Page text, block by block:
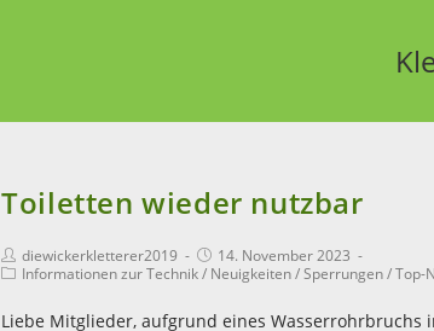
Toiletten wieder nutzbar
diewickerkletterer2019
14. November 2023
Informationen zur Technik/ Neuigkeiten/Sperrungen/Top-
Liebe Mitglieder, aufgrund eines Wasserrohrbruchs